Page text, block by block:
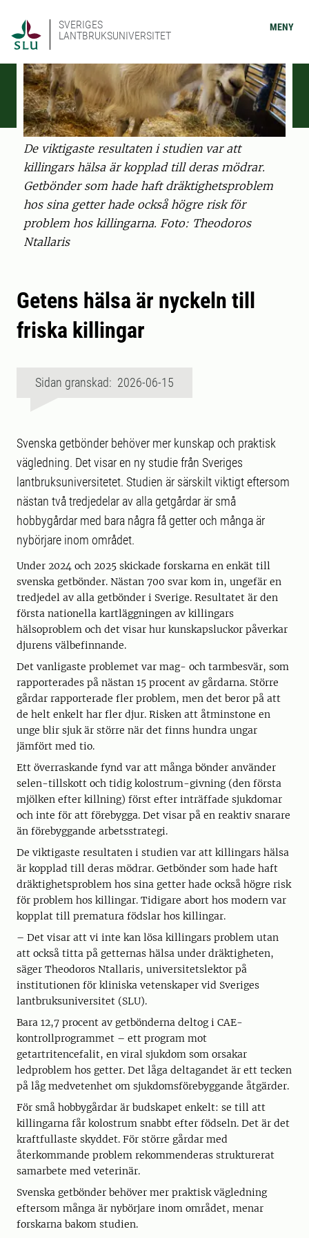
SVERIGES
LANTBRUKSUNIVERSITET
MENY
De viktigaste resultaten i studien var att
killingars hälsa är kopplad till deras mödrar.
Getbönder som hade haft dräktighetsproblem
hos sina getter hade också högre risk för
problem hos killingarna. Foto: Theodoros
Ntallaris
Getens hälsa är nyckeln till
friska killingar
Sidan granskad: 2026-06-15
Svenska getbönder behöver mer kunskap och praktisk
vägledning. Det visar en ny studie från Sveriges
lantbruksuniversitetet. Studien är särskilt viktigt eftersom
nästan två tredjedelar av alla getgårdar är små
hobbygårdar med bara några få getter och många är
nybörjare inom området.
Under 2024 och 2025 skickade forskarna en enkät till
svenska getbönder. Nästan 700 svar kom in, ungefär en
tredjedel av alla getbönder i Sverige. Resultatet är den
första nationella kartläggningen av killingars
hälsoproblem och det visar hur kunskapsluckor påverkar
djurens välbefinnande.
Det vanligaste problemet var mag- och tarmbesvär, som
rapporterades på nästan 15 procent av gårdarna. Större
gårdar rapporterade fler problem, men det beror på att
de helt enkelt har fler djur. Risken att åtminstone en
unge blir sjuk är större när det finns hundra ungar
jämfört med tio.
Ett överraskande fynd var att många bönder använder
selen-tillskott och tidig kolostrum-givning (den första
mjölken efter killning) först efter inträffade sjukdomar
och inte för att förebygga. Det visar på en reaktiv snarare
än förebyggande arbetsstrategi.
De viktigaste resultaten i studien var att killingars hälsa
är kopplad till deras mödrar. Getbönder som hade haft
dräktighetsproblem hos sina getter hade också högre risk
för problem hos killingar. Tidigare abort hos modern var
kopplat till prematura födslar hos killingar.
– Det visar att vi inte kan lösa killingars problem utan
att också titta på getternas hälsa under dräktigheten,
säger Theodoros Ntallaris, universitetslektor på
institutionen för kliniska vetenskaper vid Sveriges
lantbruksuniversitet (SLU).
Bara 12,7 procent av getbönderna deltog i CAE-
kontrollprogrammet – ett program mot
getartritencefalit, en viral sjukdom som orsakar
ledproblem hos getter. Det låga deltagandet är ett tecken
på låg medvetenhet om sjukdomsförebyggande åtgärder.
För små hobbygårdar är budskapet enkelt: se till att
killingarna får kolostrum snabbt efter födseln. Det är det
kraftfullaste skyddet. För större gårdar med
återkommande problem rekommenderas strukturerat
samarbete med veterinär.
Svenska getbönder behöver mer praktisk vägledning
eftersom många är nybörjare inom området, menar
forskarna bakom studien.